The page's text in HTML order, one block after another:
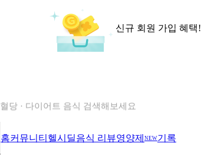
신규 회원 가입 혜택!
혈당 · 다이어트 음식 검색해보세요
홈커뮤니티 헬시딜음식 리뷰영양제 NEW기록